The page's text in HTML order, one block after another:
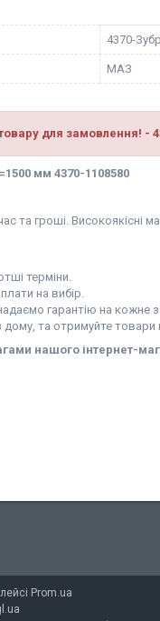
4370-
МАЗ
для замовлення! -
мм 4370-1108580
та гроші.
терміни.
на вибір.
гарантію на кожне
та отримуйте товари
нашого інтернет-
Prom.ua